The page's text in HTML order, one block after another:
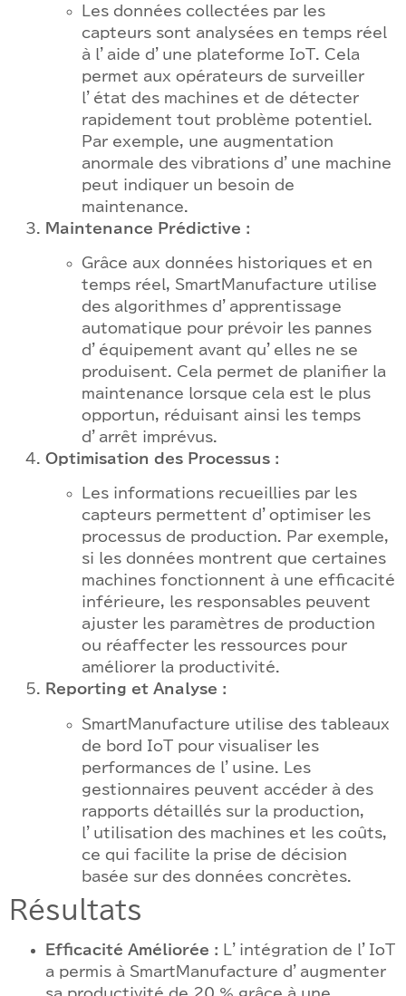
Les données collectées par les
capteurs sont analysées en temps réel
à l’aide d’une plateforme IoT. Cela
permet aux opérateurs de surveiller
l’état des machines et de détecter
rapidement tout problème potentiel.
Par exemple, une augmentation
anormale des vibrations d’une machine
peut indiquer un besoin de
maintenance.
Maintenance Prédictive :
Grâce aux données historiques et en
temps réel, SmartManufacture utilise
des algorithmes d’apprentissage
automatique pour prévoir les pannes
d’équipement avant qu’elles ne se
produisent. Cela permet de planifier la
maintenance lorsque cela est le plus
opportun, réduisant ainsi les temps
d’arrêt imprévus.
Optimisation des Processus :
Les informations recueillies par les
capteurs permettent d’optimiser les
processus de production. Par exemple,
si les données montrent que certaines
machines fonctionnent à une efficacité
inférieure, les responsables peuvent
ajuster les paramètres de production
ou réaffecter les ressources pour
améliorer la productivité.
Reporting et Analyse :
SmartManufacture utilise des tableaux
de bord IoT pour visualiser les
performances de l’usine. Les
gestionnaires peuvent accéder à des
rapports détaillés sur la production,
l’utilisation des machines et les coûts,
ce qui facilite la prise de décision
basée sur des données concrètes.
Résultats
Efficacité Améliorée : L’intégration de l’IoT
a permis à SmartManufacture d’augmenter